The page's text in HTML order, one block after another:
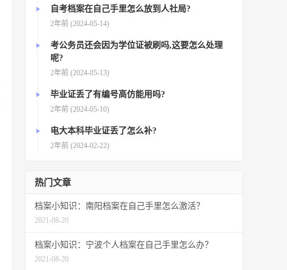
自考档案在自己手里怎么放到人社局?
2年前 (2024-05-14)
考公务员还会因为学位证被刷吗,这要怎么处理
呢?
2年前 (2024-05-13)
毕业证丢了有编号高仿能用吗?
2年前 (2024-05-10)
电大本科毕业证丢了怎么补?
2年前 (2024-02-22)
热门文章
档案小知识：南阳档案在自己手里怎么激活？
2021-08-20
档案小知识：宁波个人档案在自己手里怎么办？
2021-08-20